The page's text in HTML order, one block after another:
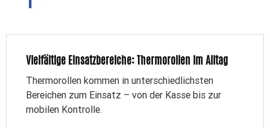
Vielfältige Einsatzbereiche: Thermorollen im Alltag
Thermorollen kommen in unterschiedlichsten
Bereichen zum Einsatz – von der Kasse bis zur
mobilen Kontrolle.